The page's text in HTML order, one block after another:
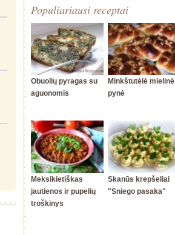
Populiariausi receptai
Obuolių pyragas su
aguonomis
Minkštutėlė mielinė
pynė
Meksikietiškas
jautienos ir pupelių
troškinys
Skanūs krepšeliai
"Sniego pasaka"